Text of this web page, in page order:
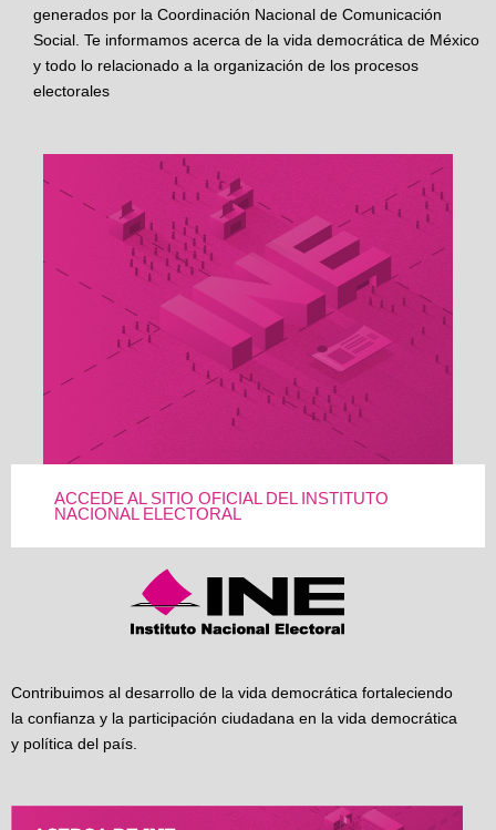
generados por la Coordinación Nacional de Comunicación
Social. Te informamos acerca de la vida democrática de México
y todo lo relacionado a la organización de los procesos
electorales
ACCEDE AL SITIO OFICIAL DEL INSTITUTO
NACIONAL ELECTORAL
Contribuimos al desarrollo de la vida democrática fortaleciendo
la confianza y la participación ciudadana en la vida democrática
y política del país.